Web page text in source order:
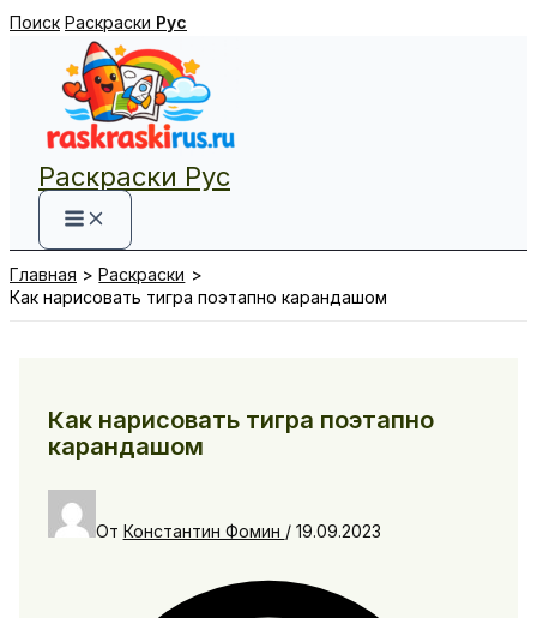
Перейти
содержимому
Поиск Раскраски Рус
Раскраски Рус
Главная
Раскраски
Как нарисовать тигра поэтапно карандашом
Как нарисовать тигра поэтапно
карандашом
От Константин Фомин / 19.09.2023